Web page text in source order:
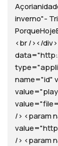
inverno"-
<br /></
name="id"
/> <param
/> <param